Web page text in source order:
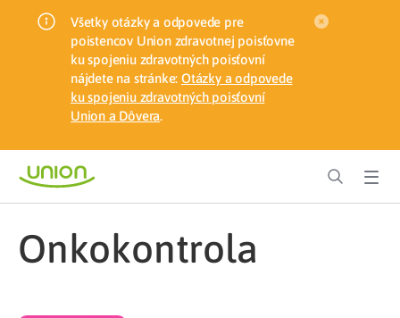
Všetky otázky a odpovede pre
poistencov Union zdravotnej poisťovne
ku spojeniu zdravotných poisťovní
nájdete na stránke: Otázky a odpovede
ku spojeniu zdravotných poisťovní
Union a Dôvera.
onkokontrola